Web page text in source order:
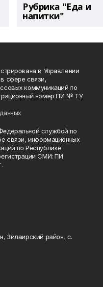
Рубрика "Еда и
напитки"
в Управлении
сфере связи,
коммуникаций по
номер ПИ № ТУ
службой по
связи, информационных
по Республике
СМИ: ПИ
Зилаирский район, с.